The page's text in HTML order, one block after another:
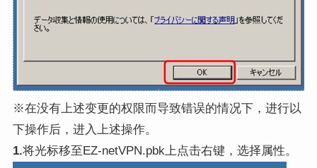
※在没有上述变更的权限而导致错误的情况下，进行以
下操作后，进入上述操作。
1.将光标移至EZ-netVPN.pbk上点击右键，选择属性。